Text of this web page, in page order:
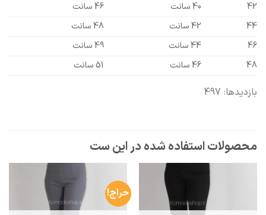
42 40 سانت
46 سانت
44
42 سانت
48 سانت
46
44 سانت
49 سانت
48
46 سانت 51 سانت
بازدیدها: 497
حراج!